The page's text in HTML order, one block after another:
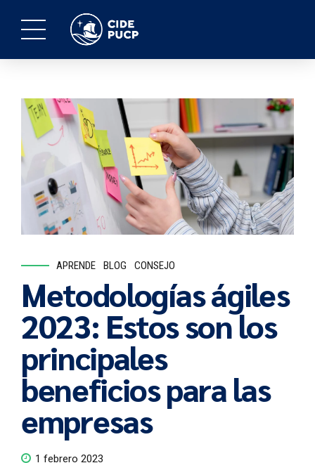
APRENDE BLOG CONSEJO
Metodologías ágiles
2023: Estos son los
principales
beneficios para las
empresas
1 febrero 2023